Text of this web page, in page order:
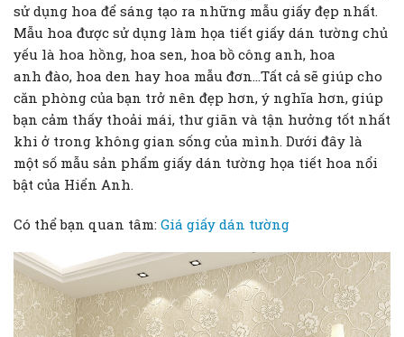
sử dụng hoa để sáng tạo ra những mẫu giấy đẹp nhất.
Mẫu hoa được sử dụng làm họa tiết giấy dán tường chủ
yếu là hoa hồng, hoa sen, hoa bồ công anh, hoa
anh đào, hoa den hay hoa mẫu đơn…Tất cả sẽ giúp cho
căn phòng của bạn trở nên đẹp hơn, ý nghĩa hơn, giúp
bạn cảm thấy thoải mái, thư giãn và tận hưởng tốt nhất
khi ở trong không gian sống của mình. Dưới đây là
một số mẫu sản phẩm giấy dán tường họa tiết hoa nổi
bật của Hiển Anh.
Có thể bạn quan tâm: Giá giấy dán tường